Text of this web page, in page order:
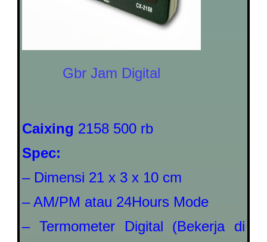
Gbr Jam Digital
Caixing 2158 500 rb
Spec:
– Dimensi 21 x 3 x 10 cm
– AM/PM atau 24Hours Mode
– Termometer Digital (Bekerja di